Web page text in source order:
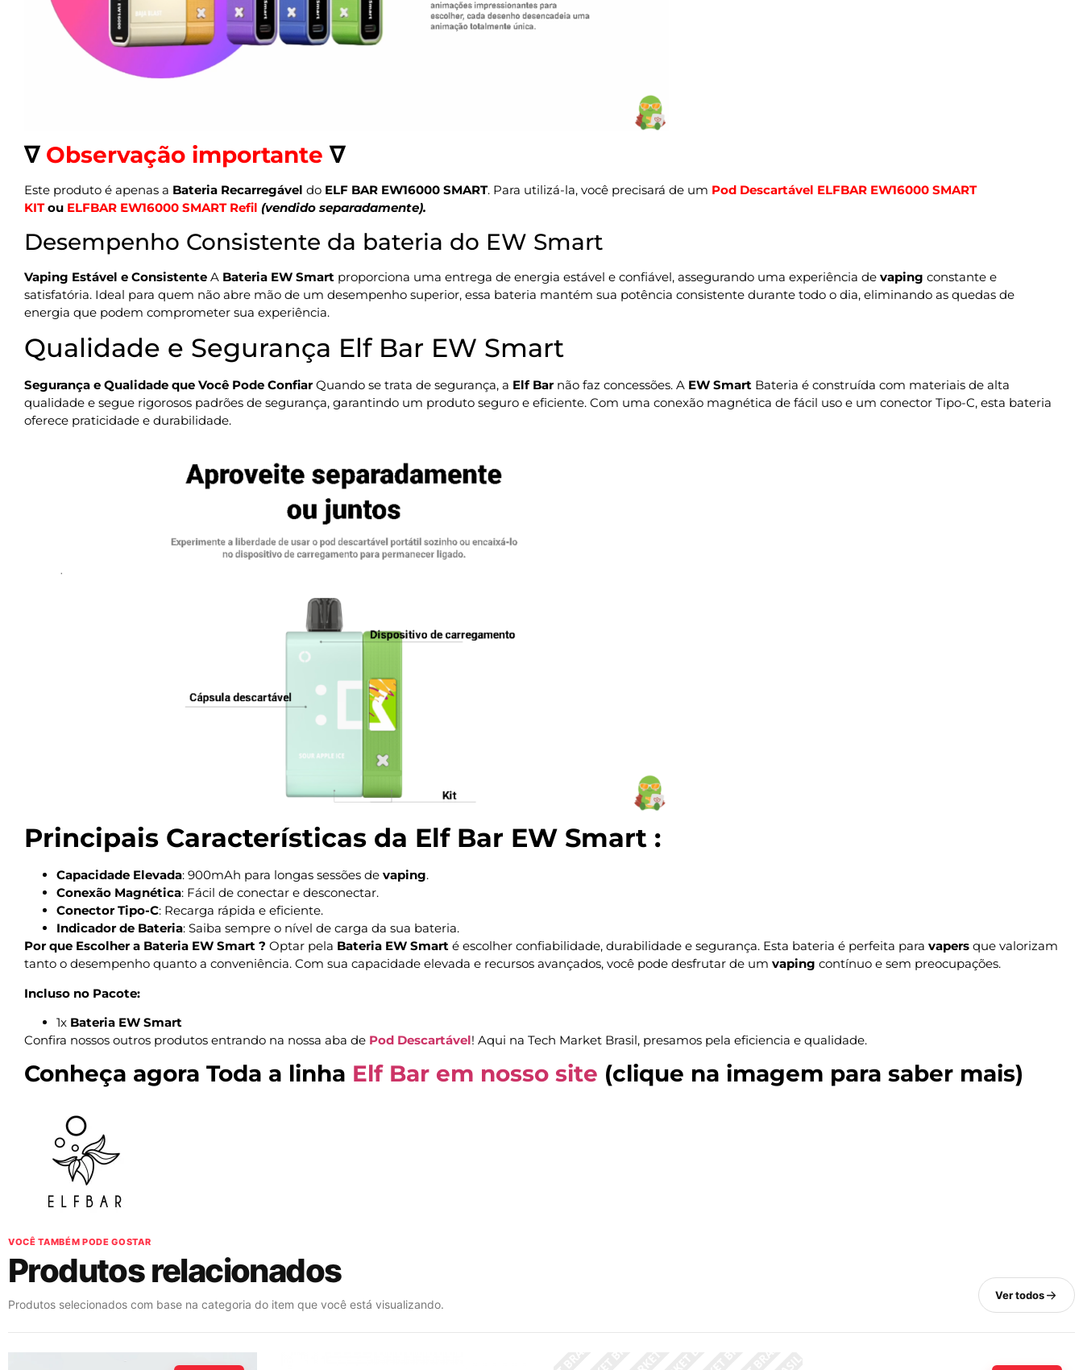
∇ Observação importante ∇
Este produto é apenas a Bateria Recarregável do ELF BAR EW16000 SMART. Para utilizá-la, você precisará de um Pod Descartável ELFBAR EW16000 SMART
KITou ELFBAR EW16000 SMART Refil (vendido separadamente).
Desempenho Consistente da bateria do EW Smart
Vaping Estável e Consistente A Bateria EW Smart proporciona uma entrega de energia estável e confiável, assegurando uma experiência de vaping constante e
satisfatória. Ideal para quem não abre mão de um desempenho superior, essa bateria mantém sua potência consistente durante todo o dia, eliminando as quedas de
energia que podem comprometer sua experiência.
Qualidade e Segurança Elf Bar EW Smart
Segurança e Qualidade que Você Pode ConfiarQuando se trata de segurança, a Elf Barnão faz concessões. A EW Smart Bateria é construída com materiais de alta
qualidade e segue rigorosos padrões de segurança, garantindo um produto seguro e eficiente. Com uma conexão magnética de fácil uso e um conector Tipo-C, esta bateria
oferece praticidade e durabilidade.
Principais Características da Elf Bar EW Smart :
Capacidade Elevada: 900mAh para longas sessões de vaping.
Conexão Magnética: Fácil de conectar e desconectar.
Conector Tipo-C: Recarga rápida e eficiente.
Indicador de Bateria: Saiba sempre o nível de carga da sua bateria.
Por que Escolher a Bateria EW Smart ? Optar pela Bateria EW Smart é escolher confiabilidade, durabilidade e segurança. Esta bateria é perfeita para vapers que valorizam
tanto o desempenho quanto a conveniência. Com sua capacidade elevada e recursos avançados, você pode desfrutar de um vaping contínuo e sem preocupações.
Incluso no Pacote:
1x Bateria EW Smart
Confira nossos outros produtos entrando na nossa aba de Pod Descartável! Aqui na Tech Market Brasil, presamos pela eficiencia e qualidade.
Conheça agora Toda a linha Elf Bar em nosso site (clique na imagem para saber mais)
VOCÊ TAMBÉM PODE GOSTAR
Produtos relacionados
Produtos selecionados com base na categoria do item que você está visualizando.
Ver todos